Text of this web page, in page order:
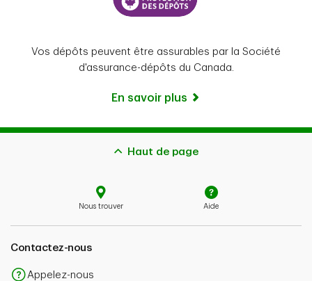
Vos dépôts peuvent être assurables par la Société
d'assurance-dépôts du Canada.
En savoir plus
Haut de page
Nous trouver Aide
Contactez-nous
Appelez-nous